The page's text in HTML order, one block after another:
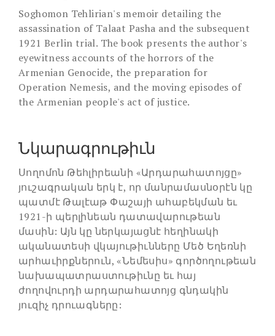
Soghomon Tehlirian's memoir detailing the
assassination of Talaat Pasha and the subsequent
1921 Berlin trial. The book presents the author's
eyewitness accounts of the horrors of the
Armenian Genocide, the preparation for
Operation Nemesis, and the moving episodes of
the Armenian people's act of justice.
Նկարագրութիւն
Սողոմոն Թեհլիրեանի «Արդարահատոյցը»
յուշագրական երկ է, որ մանրամասնօրէն կը
պատմէ Թալէաթ Փաշայի ահաբեկման եւ
1921-ի պերլինեան դատավարութեան
մասին: Այն կը ներկայացնէ հեղինակի
ականատեսի վկայութիւնները Մեծ Եղեռնի
արհաւիրքներուն, «Նեմեսիս» գործողութեան
նախապատրաստութիւնը եւ հայ
ժողովուրդի արդարահատոյց գնդակին
յուզիչ դրուագները: